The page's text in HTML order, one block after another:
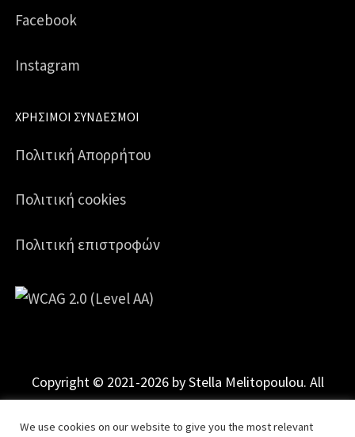
Facebook
Instagram
ΧΡΉΣΙΜΟΙ ΣΎΝΔΕΣΜΟΙ
Πολιτική Απορρήτου
Πολιτική cookies
Πολιτική επιστροφών
Copyright © 2021-2026 by Stella Melitopoulou. All
Rights Reserved.
Powered bymgk.advertising.
We use cookies on our website to give you the most relevant